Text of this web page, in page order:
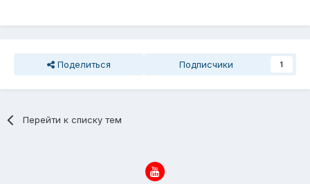
Поделиться Подписчики 1
Перейти к списку тем